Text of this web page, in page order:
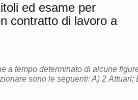
ed esame per
contratto di lavoro a
a tempo determinato di alcune